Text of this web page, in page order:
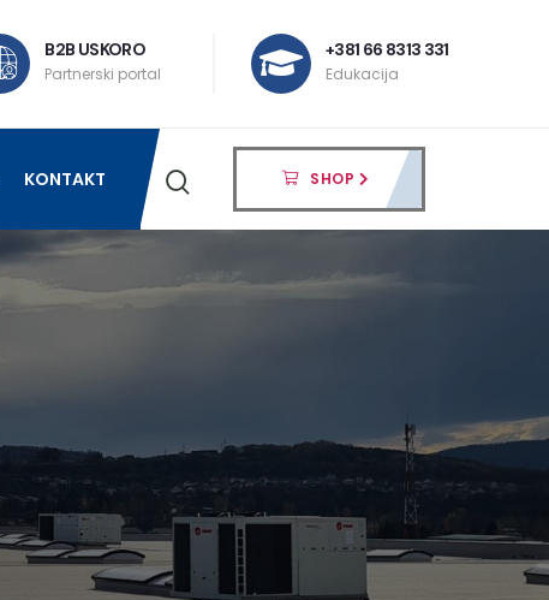
B2B USKORO
Partnerski portal
+381 66 8313 331
Edukacija
KONTAKT SHOP